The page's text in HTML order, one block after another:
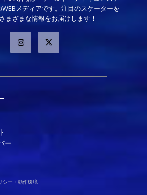
WEBメディアです。注目のスケーターを
まざまな情報をお届けします！
ー
シー・動作環境